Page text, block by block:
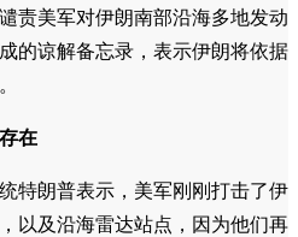
责美军对伊朗南部沿海多地发动
的谅解备忘录，表示伊朗将依据
在
特朗普表示，美军刚刚打击了伊
以及沿海雷达站点，因为他们再